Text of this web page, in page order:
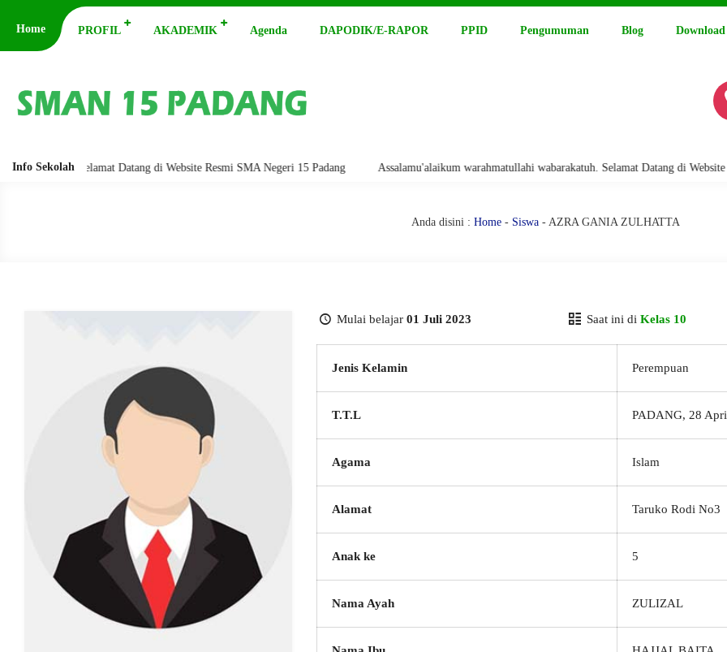
Home PROFIL AKADEMIK Agenda DAPODIK/E-RAPOR PPID Pengumuman Blog Download
Info SekolahSelamat Datang di Website Resmi SMA Negeri 15 Padang Assalamu'alaikum warahmatullahi wabarakatuh. Selamat Datang di Website
Anda disini : Home- Siswa- AZRA GANIA ZULHATTA
Mulai belajar 01 Juli 2023 Saat ini di Kelas 10
Jenis Kelamin Perempuan
T.T.L PADANG, 28
Agama Islam
Alamat Taruko Rodi No3
Anak ke 5
Nama Ayah ZULIZAL